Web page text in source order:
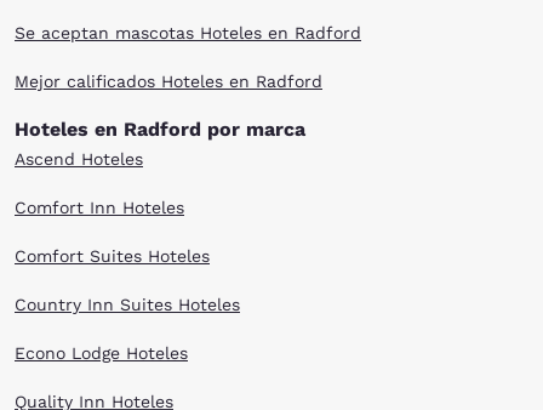
Se aceptan mascotas Hoteles en Radford
Mejor calificados Hoteles en Radford
Hoteles en Radford por marca
Ascend Hoteles
Comfort Inn Hoteles
Comfort Suites Hoteles
Country Inn Suites Hoteles
Econo Lodge Hoteles
Quality Inn Hoteles